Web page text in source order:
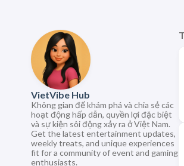
VietVibe Hub
Không gian để khám phá và chia sẻ các
hoạt động hấp dẫn, quyền lợi đặc biệt
và sự kiện sôi động xảy ra ở Việt Nam.
Get the latest entertainment updates,
weekly treats, and unique experiences
fit for a community of event and gaming
enthusiasts.